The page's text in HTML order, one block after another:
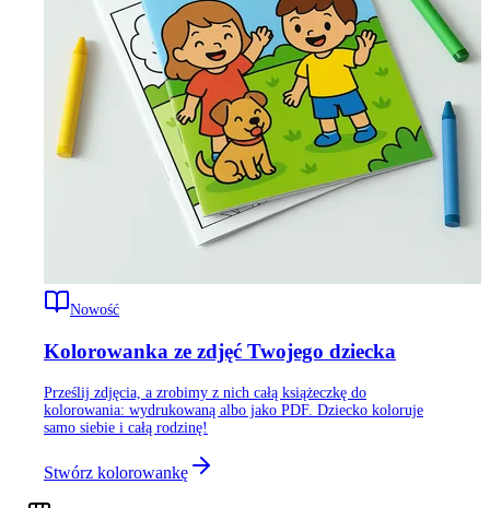
Nowość
Kolorowanka ze zdjęć Twojego dziecka
Prześlij zdjęcia, a zrobimy z nich całą książeczkę do
kolorowania: wydrukowaną albo jako PDF. Dziecko koloruje
samo siebie i całą rodzinę!
Stwórz kolorowankę